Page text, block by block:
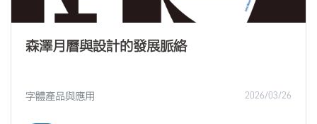
森澤月曆與設計的發展脈絡
字體產品與應用 2026/03/26